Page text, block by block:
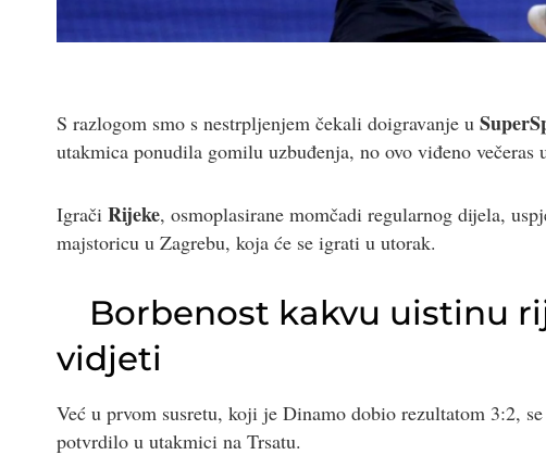
S razlogom smo s nestrpljenjem čekali doigravanje u
utakmica ponudila gomilu uzbuđenja, no ovo viđeno večeras
Igrači Rijeke, osmoplasirane momčadi regularnog dijela,
majstoricu u Zagrebu, koja će se igrati u utorak.
Borbenost kakvu uistinu
vidjeti
Već u prvom susretu, koji je Dinamo dobio rezultatom 3:2,
potvrdilo u utakmici na Trsatu.